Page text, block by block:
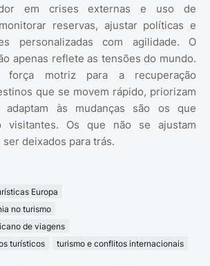
em crises externas e uso de
reservas, ajustar políticas e
personalizadas com agilidade. O
apenas reflete as tensões do mundo.
força motriz para a recuperação
que se movem rápido, priorizam
às mudanças são os que
visitantes. Os que não se ajustam
deixados para trás.
Europa
no turismo
de viagens
turísticos
turismo e conflitos internacionais